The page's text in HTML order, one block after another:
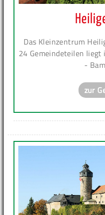
Das Kleinzentrum
24 Gemeindeteilen
-
zur